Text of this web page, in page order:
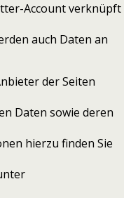
Account verknüpft
auch Daten an
der Seiten
Daten sowie deren
hierzu finden Sie